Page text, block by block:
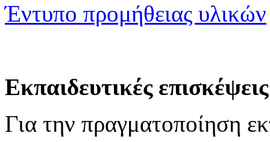
Έντυπο προμήθειας υλικών
Εκπαιδευτικές επισκέψεις
Για την πραγματοποίηση